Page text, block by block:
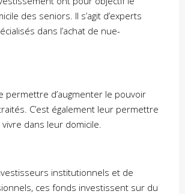
des seniors. Il s’agit d’experts
dans l’achat de nue-
permettre d’augmenter le pouvoir
C’est également leur permettre
dans leur domicile.
institutionnels et de
ces fonds investissent sur du